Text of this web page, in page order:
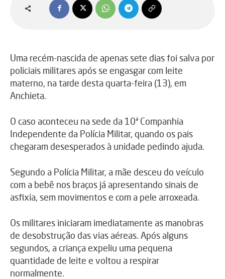
Uma recém-nascida de apenas sete dias foi salva por
policiais militares após se engasgar com leite
materno, na tarde desta quarta-feira (13), em
Anchieta.
O caso aconteceu na sede da 10ª Companhia
Independente da Polícia Militar, quando os pais
chegaram desesperados à unidade pedindo ajuda.
Segundo a Polícia Militar, a mãe desceu do veículo
com a bebê nos braços já apresentando sinais de
asfixia, sem movimentos e com a pele arroxeada.
Os militares iniciaram imediatamente as manobras
de desobstrução das vias aéreas. Após alguns
segundos, a criança expeliu uma pequena
quantidade de leite e voltou a respirar
normalmente.